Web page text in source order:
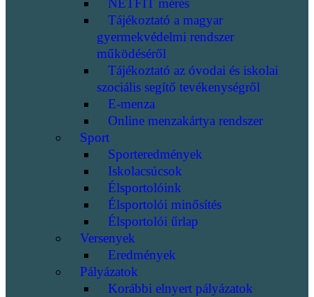
NETFIT mérés
Tájékoztató a magyar
gyermekvédelmi rendszer
működéséről
Tájékoztató az óvodai és iskolai
szociális segítő tevékenységről
E-menza
Online menzakártya rendszer
Sport
Sporteredmények
Iskolacsúcsok
Élsportolóink
Élsportolói minősítés
Élsportolói űrlap
Versenyek
Eredmények
Pályázatok
Korábbi elnyert pályázatok